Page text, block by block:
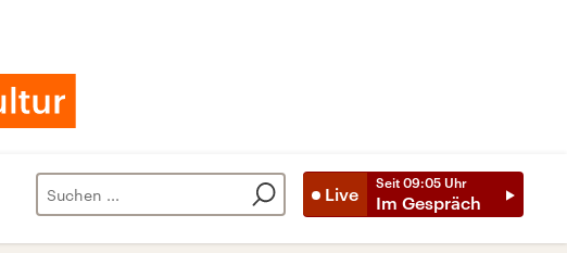
Live
Seit 09:05 Uhr
Im Gespräch